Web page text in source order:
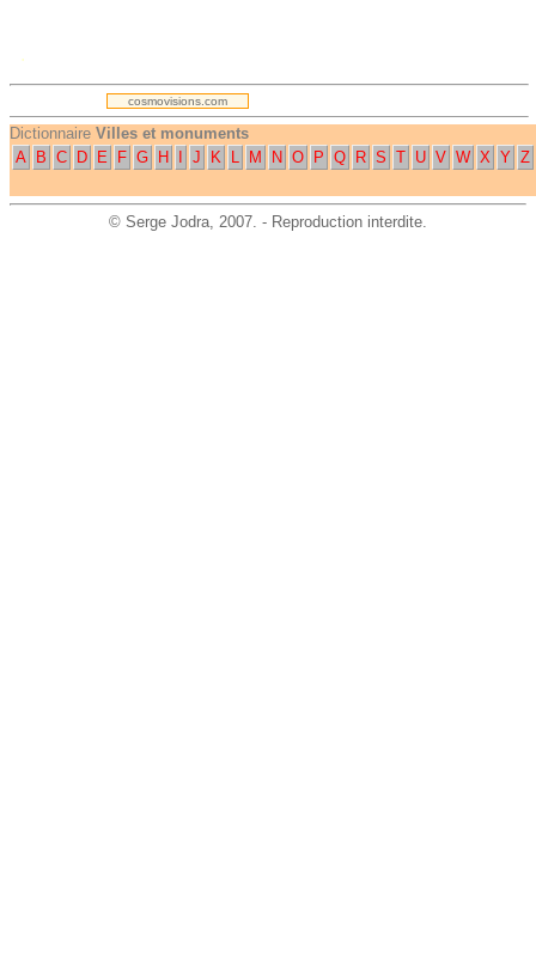
.
cosmovisions.com
Dictionnaire Villes et monuments
A
B C D E F G H J K L M N O P Q R S T U V W X Y Z
© Serge Jodra, 2007. - Reproduction interdite.